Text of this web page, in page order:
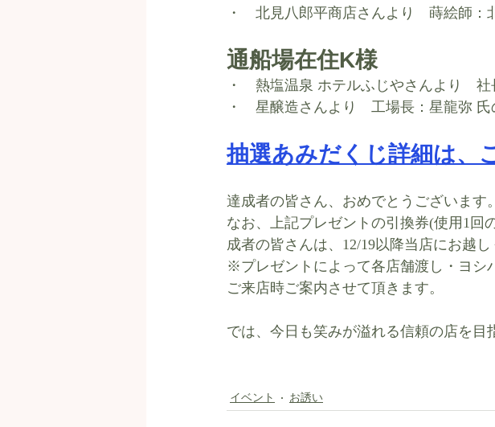
・　北見八郎平商店さんより　​蒔絵師
通船場在住K様
・　熱塩温泉 ホテルふじやさんより　
・　星醸造さんより　工場長：星龍弥
抽選あみだくじ詳細は、
達成者の皆さん、おめでとうございます。
なお、上記プレゼントの引換券(使用1回
成者の皆さんは、12/19以降当店にお越し
※プレゼントによって各店舗渡し・ヨシ
ご来店時ご案内させて頂きます。
では、今日も笑みが溢れる信頼の店を目
イベント お誘い